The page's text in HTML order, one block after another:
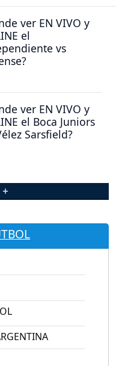
ver EN VIVO y
el
vs
ver EN VIVO y
el Boca Juniors
Sarsfield?